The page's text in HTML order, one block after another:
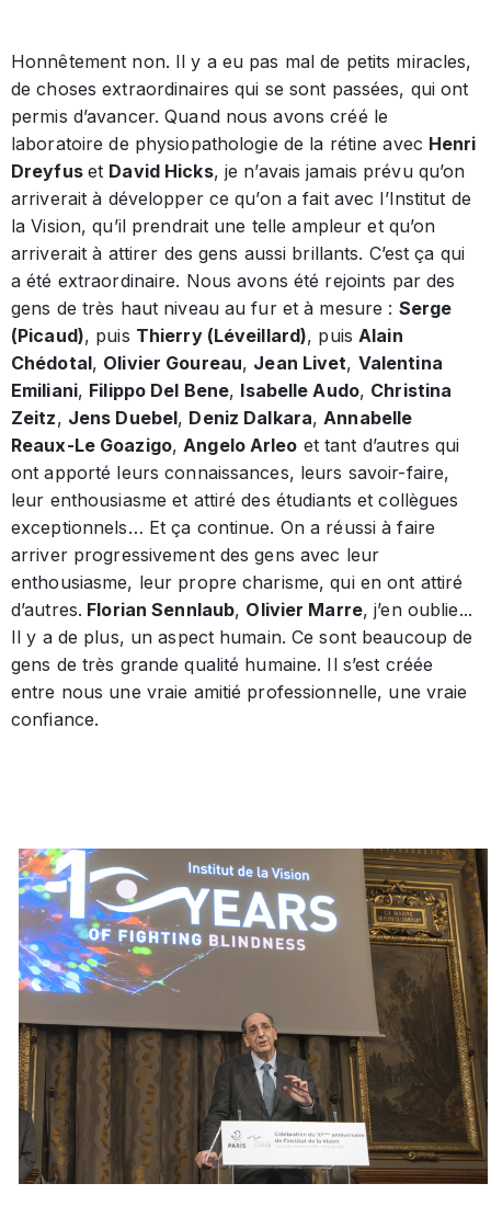
Honnêtement non. Il y a eu pas mal de petits miracles,
de choses extraordinaires qui se sont passées, qui ont
permis d’avancer. Quand nous avons créé le
laboratoire de physiopathologie de la rétine avec Henri
Dreyfus et David Hicks, je n’avais jamais prévu qu’on
arriverait à développer ce qu’on a fait avec l’Institut de
la Vision, qu’il prendrait une telle ampleur et qu’on
arriverait à attirer des gens aussi brillants. C’est ça qui
a été extraordinaire. Nous avons été rejoints par des
gens de très haut niveau au fur et à mesure : Serge
(Picaud), puis Thierry (Léveillard), puisAlain
Chédotal, Olivier Goureau, Jean Livet, Valentina
Emiliani, Filippo Del Bene, Isabelle Audo, Christina
Zeitz, Jens Duebel, Deniz Dalkara,Annabelle
Reaux-Le Goazigo,Angelo Arleo et tant d’autres qui
ont apporté leurs connaissances, leurs savoir-faire,
leur enthousiasme et attiré des étudiants et collègues
exceptionnels… Et ça continue. On a réussi à faire
arriver progressivement des gens avec leur
enthousiasme, leur propre charisme, qui en ont attiré
d’autres. Florian Sennlaub, Olivier Marre, j’en oublie...
Il y a de plus, un aspect humain. Ce sont beaucoup de
gens de très grande qualité humaine. Il s’est créée
entre nous une vraie amitié professionnelle, une vraie
confiance.